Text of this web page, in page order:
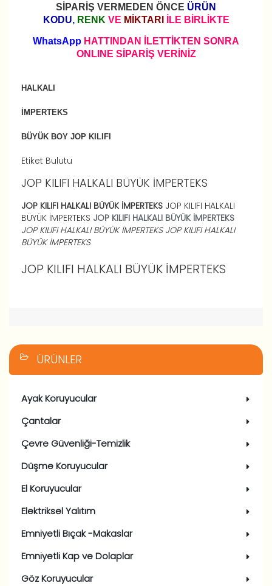
SİPARİŞ VERMEDEN ÖNCE ÜRÜN
KODU, RENK VE MİKTARI İLE BİRLİKTE
WhatsApp HATTINDAN İLETTİKTEN SONRA
ONLINE SİPARİŞ VERİNİZ
HALKALI
İMPERTEKS
BÜYÜK BOY JOP KILIFI
Etiket Bulutu
JOP KILIFI HALKALI BÜYÜK İMPERTEKS
JOP KILIFI HALKALI BÜYÜK İMPERTEKS JOP KILIFI HALKALI
BÜYÜK İMPERTEKS JOP KILIFI HALKALI BÜYÜK İMPERTEKS
JOP KILIFI HALKALI BÜYÜK İMPERTEKS JOP KILIFI HALKALI
BÜYÜK İMPERTEKS
JOP KILIFI HALKALI BÜYÜK İMPERTEKS
ÜRÜNLER
Ayak Koruyucular
Çantalar
Çevre Güvenliği-Temizlik
Düşme Koruyucular
El Koruyucular
Elektriksel Yalıtım
Emniyetli Bıçak -Makaslar
Emniyetli Kap ve Dolaplar
Göz Koruyucular